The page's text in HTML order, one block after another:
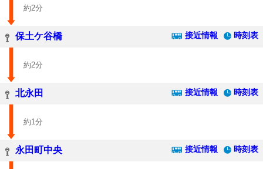
約2分
保土ケ谷橋 接近情報 時刻表
約2分
北永田 接近情報 時刻表
約1分
永田町中央 接近情報 時刻表